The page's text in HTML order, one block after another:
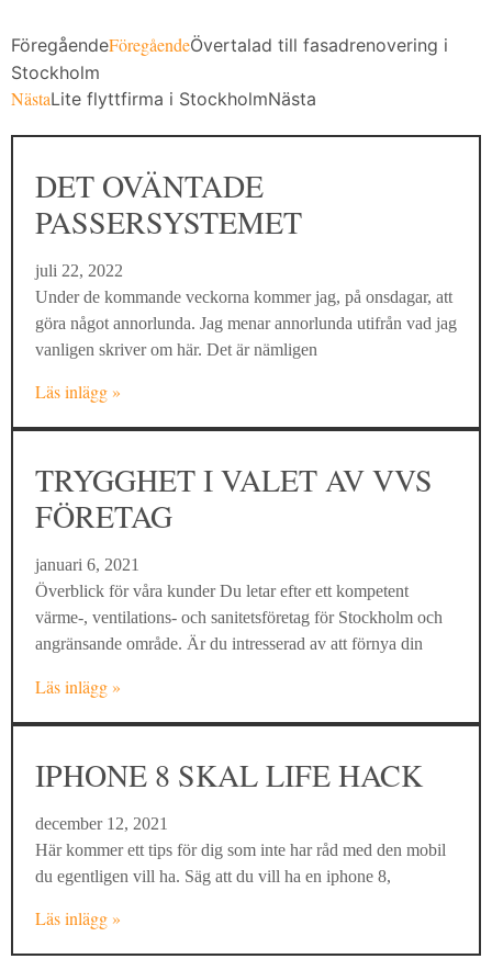
FöregåendeFöregåendeÖvertalad till fasadrenovering i
Stockholm
NästaLite flyttfirma i StockholmNästa
DET OVÄNTADE
PASSERSYSTEMET
juli 22, 2022
Under de kommande veckorna kommer jag, på onsdagar, att
göra något annorlunda. Jag menar annorlunda utifrån vad jag
vanligen skriver om här. Det är nämligen
Läs inlägg »
TRYGGHET I VALET AV VVS
FÖRETAG
januari 6, 2021
Överblick för våra kunder Du letar efter ett kompetent
värme-, ventilations- och sanitetsföretag för Stockholm och
angränsande område. Är du intresserad av att förnya din
Läs inlägg »
IPHONE 8 SKAL LIFE HACK
december 12, 2021
Här kommer ett tips för dig som inte har råd med den mobil
du egentligen vill ha. Säg att du vill ha en iphone 8,
Läs inlägg »